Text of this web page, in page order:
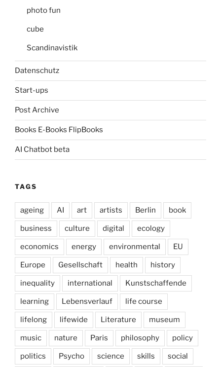
photo fun
cube
Scandinavistik
Datenschutz
Start-ups
Post Archive
Books E-Books FlipBooks
AI Chatbot beta
TAGS
ageing AI art artists Berlin book
business culture digital ecology
economics energy environmental EU
Europe Gesellschaft health history
inequality international Kunstschaffende
learning Lebensverlauf life course
lifelong lifewide Literature museum
music nature Paris philosophy policy
politics Psycho science skills social